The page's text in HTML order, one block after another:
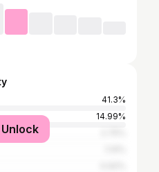
41.3%
14.99%